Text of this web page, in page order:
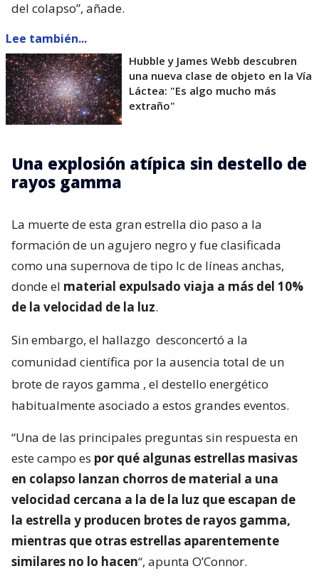
del colapso”, añade.
Lee también...
Hubble y James Webb descubren
una nueva clase de objeto en la Vía
Láctea: "Es algo mucho más
extraño"
Una explosión atípica sin destello de
rayos gamma
La muerte de esta gran estrella dio paso a la
formación de un agujero negro y fue clasificada
como una supernova de tipo Ic de líneas anchas,
donde el material expulsado viaja a más del 10%
de la velocidad de la luz.
Sin embargo, el hallazgo desconcertó a la
comunidad científica por la ausencia total de un
brote de rayos gamma , el destello energético
habitualmente asociado a estos grandes eventos.
“Una de las principales preguntas sin respuesta en
este campo es por qué algunas estrellas masivas
en colapso lanzan chorros de material a una
velocidad cercana a la de la luz que escapan de
la estrella y producen brotes de rayos gamma,
mientras que otras estrellas aparentemente
similares no lo hacen“, apunta O’Connor.